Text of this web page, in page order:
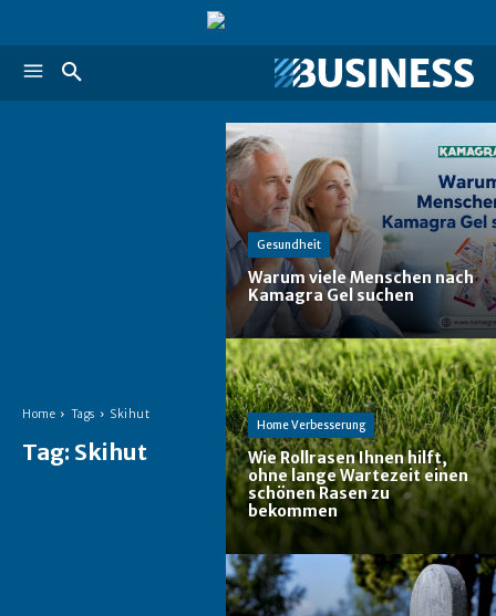
Home Tags Skihut
Tag: Skihut
Gesundheit
Warum viele Menschen nach
Kamagra Gel suchen
Home Verbesserung
Wie Rollrasen Ihnen hilft,
ohne lange Wartezeit einen
schönen Rasen zu
bekommen